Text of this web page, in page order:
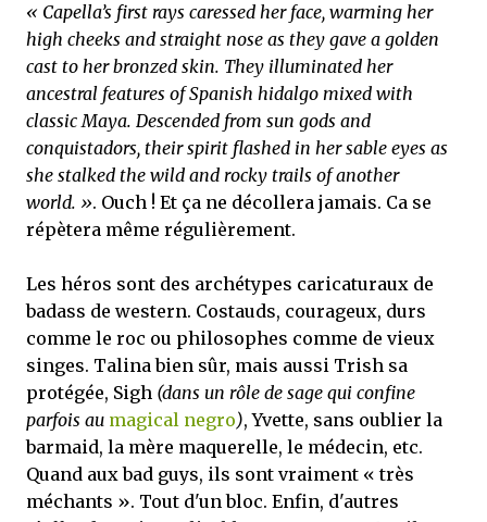
« Capella’s first rays caressed her face, warming her
high cheeks and straight nose as they gave a golden
cast to her bronzed skin. They illuminated her
ancestral features of Spanish hidalgo mixed with
classic Maya. Descended from sun gods and
conquistadors, their spirit flashed in her sable eyes as
she stalked the wild and rocky trails of another
world. ». Ouch ! Et ça ne décollera jamais. Ca se
répètera même régulièrement.
Les héros sont des archétypes caricaturaux de
badass de western. Costauds, courageux, durs
comme le roc ou philosophes comme de vieux
singes. Talina bien sûr, mais aussi Trish sa
protégée, Sigh (dans un rôle de sage qui confine
parfois au magical negro), Yvette, sans oublier la
barmaid, la mère maquerelle, le médecin, etc.
Quand aux bad guys, ils sont vraiment « très
méchants ». Tout d'un bloc. Enfin, d'autres